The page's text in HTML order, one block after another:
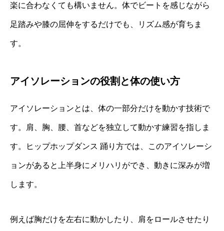
楽に合わなくても構いません。体でビートを感じながら
足踏みや膝の屈伸をするだけでも、リズム感が育ちま
す。
アイソレーションの役割と体の使い方
アイソレーションとは、体の一部分だけを動かす技術で
す。肩、胸、腰、首などを独立して動かす練習を指しま
す。ヒップホップダンス 踊り方では、このアイソレーシ
ョンがあると上半身にメリハリができ、動きに深みが増
します。
例えば胸だけを左右に動かしたり、肩をロールさせたり